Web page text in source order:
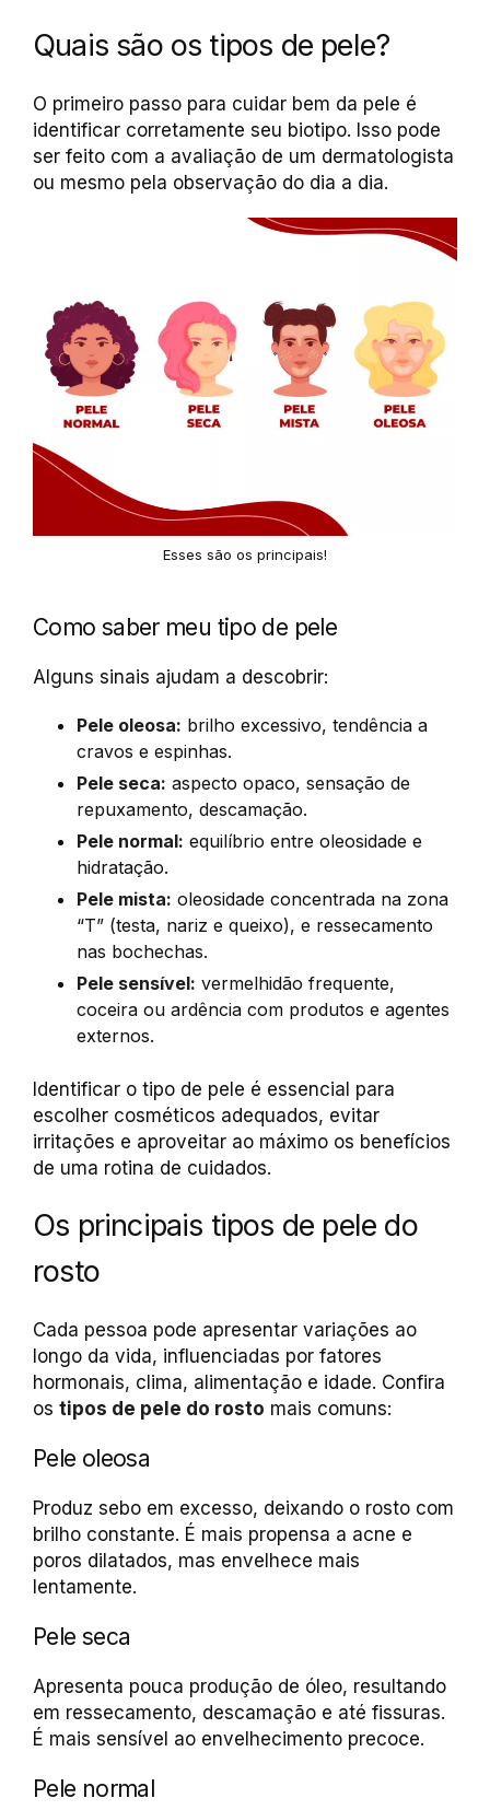
Quais são os tipos de pele?
O primeiro passo para cuidar bem da pele é
identificar corretamente seu biotipo. Isso pode
ser feito com a avaliação de um dermatologista
ou mesmo pela observação do dia a dia.
Esses são os principais!
Como saber meu tipo de pele
Alguns sinais ajudam a descobrir:
Pele oleosa: brilho excessivo, tendência a
cravos e espinhas.
Pele seca: aspecto opaco, sensação de
repuxamento, descamação.
Pele normal: equilíbrio entre oleosidade e
hidratação.
Pele mista: oleosidade concentrada na zona
“T” (testa, nariz e queixo), e ressecamento
nas bochechas.
Pele sensível: vermelhidão frequente,
coceira ou ardência com produtos e agentes
externos.
Identificar o tipo de pele é essencial para
escolher cosméticos adequados, evitar
irritações e aproveitar ao máximo os benefícios
de uma rotina de cuidados.
Os principais tipos de pele do
rosto
Cada pessoa pode apresentar variações ao
longo da vida, influenciadas por fatores
hormonais, clima, alimentação e idade. Confira
os tipos de pele do rosto mais comuns:
Pele oleosa
Produz sebo em excesso, deixando o rosto com
brilho constante. É mais propensa a acne e
poros dilatados, mas envelhece mais
lentamente.
Pele seca
Apresenta pouca produção de óleo, resultando
em ressecamento, descamação e até fissuras.
É mais sensível ao envelhecimento precoce.
Pele normal